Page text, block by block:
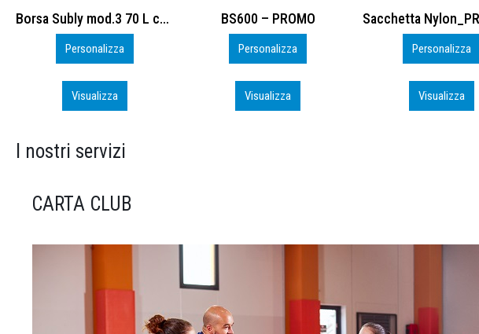
BS600 – PROMO
Personalizza
Visualizza
Personalizza
Visualizza
Run
Visualizza
I nostri servizi
CARTA CLUB